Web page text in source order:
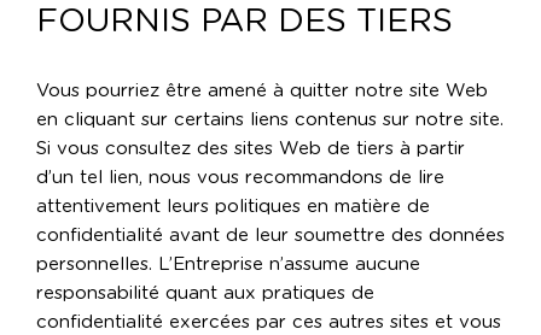
FOURNIS PAR DES TIERS
Vous pourriez être amené à quitter notre site Web
en cliquant sur certains liens contenus sur notre site.
Si vous consultez des sites Web de tiers à partir
d’un tel lien, nous vous recommandons de lire
attentivement leurs politiques en matière de
confidentialité avant de leur soumettre des données
personnelles. L’Entreprise n’assume aucune
responsabilité quant aux pratiques de
confidentialité exercées par ces autres sites et vous